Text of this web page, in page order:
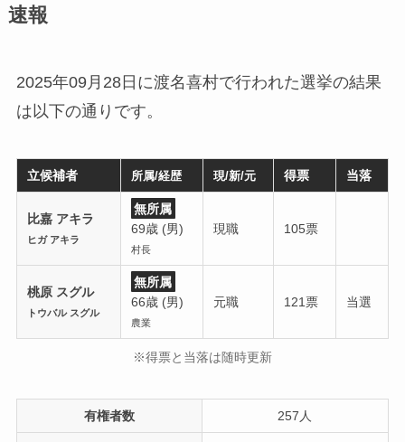
速報
2025年09月28日に渡名喜村で行われた選挙の結果
は以下の通りです。
立候補者 所属/経歴 現/新/元 得票 当落
比嘉 アキラ
ヒガ アキラ
無所属
69歳 (男)
村長
現職 105票
桃原 スグル
トウバル スグル
無所属
66歳 (男)
農業
元職 121票 当選
※得票と当落は随時更新
有権者数 257人